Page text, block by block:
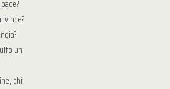
vince?
un
chi